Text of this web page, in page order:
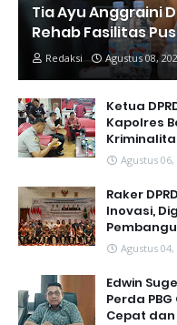
Tia Ayu Anggraini
Rehab Fasilitas
Redaksi Agustus 08,
Ketua
Kapolres
Agustus 06,
Raker
Inovasi,
Agustus 04,
Edwin
Perda
Cepat